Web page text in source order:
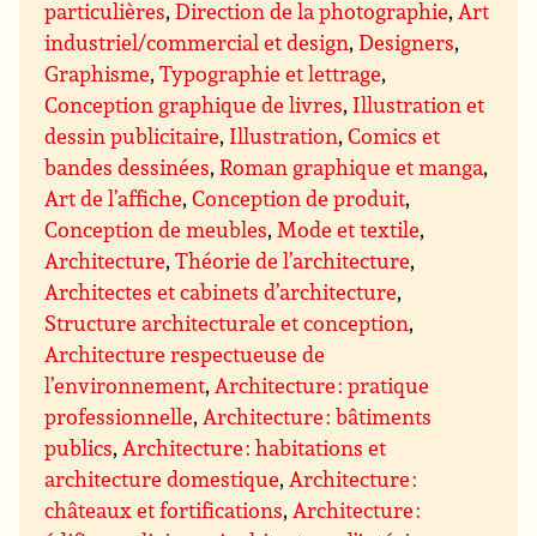
particulières,Direction de la photographie,Art
industriel/commercial et design,Designers,
Graphisme,Typographie et lettrage,
Conception graphique de livres, Illustration et
dessin publicitaire, Illustration,Comics et
bandes dessinées,Roman graphique et manga,
Art de l’affiche,Conception de produit,
Conception de meubles,Mode et textile,
Architecture,Théorie de l’architecture,
Architectes et cabinets d’architecture,
Structure architecturale et conception,
Architecture respectueuse de
l’environnement,Architecture : pratique
professionnelle,Architecture : bâtiments
publics,Architecture : habitations et
architecture domestique,Architecture :
châteaux et fortifications,Architecture :